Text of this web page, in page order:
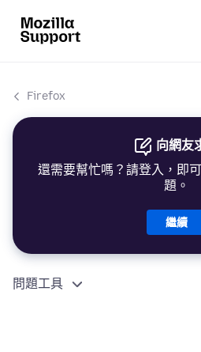
Firefox
向網友
還需要幫忙嗎？請登入，即
題。
繼續
問題工具